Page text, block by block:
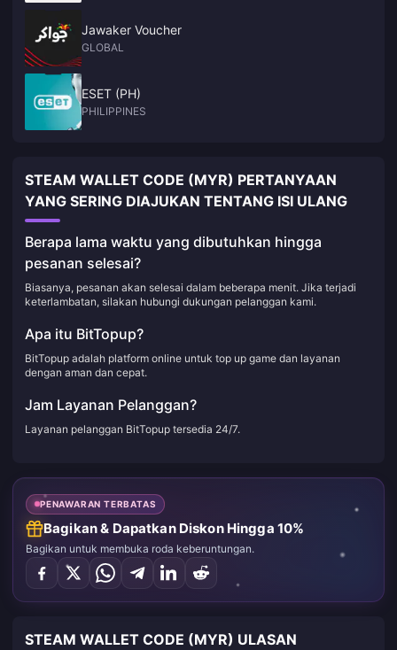
Jawaker Voucher
GLOBAL
ESET (PH)
PHILIPPINES
STEAM WALLET CODE (MYR) PERTANYAAN
YANG SERING DIAJUKAN TENTANG ISI ULANG
Berapa lama waktu yang dibutuhkan hingga
pesanan selesai?
Biasanya, pesanan akan selesai dalam beberapa menit. Jika terjadi
keterlambatan, silakan hubungi dukungan pelanggan kami.
Apa itu BitTopup?
BitTopup adalah platform online untuk top up game dan layanan
dengan aman dan cepat.
Jam Layanan Pelanggan?
Layanan pelanggan BitTopup tersedia 24/7.
PENAWARAN TERBATAS
Bagikan & Dapatkan Diskon Hingga 10%
Bagikan untuk membuka roda keberuntungan.
STEAM WALLET CODE (MYR) ULASAN